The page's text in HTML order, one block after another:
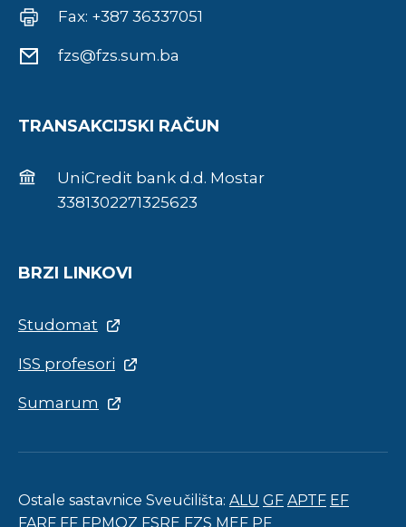
Fax: +387 36337051
fzs@fzs.sum.ba
TRANSAKCIJSKI RAČUN
UniCredit bank d.d. Mostar
3381302271325623
BRZI LINKOVI
Studomat
ISS profesori
Sumarum
Ostale sastavnice Sveučilišta: ALU GF APTF EF
FARF FF FPMOZ FSRE FZS MEF PF